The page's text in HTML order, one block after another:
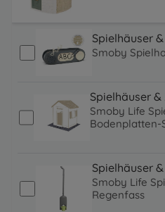
Spielhäuser
Smoby
Spielhäuser
Smoby Life
Bodenplatten-
Spielhäuser
Smoby Life
Regenfass